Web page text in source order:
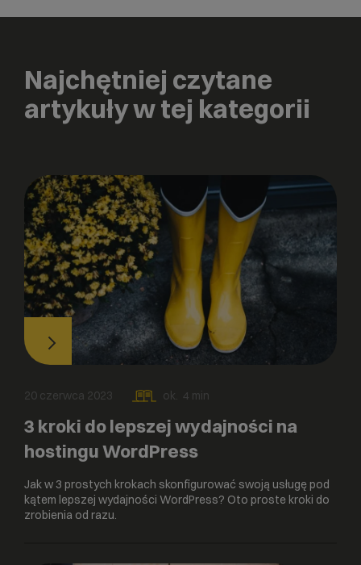
Najchętniej czytane
artykuły w tej kategorii
20 czerwca 2023 ok. 4 min
3 kroki do lepszej wydajności na
hostingu WordPress
Jak w 3 prostych krokach skonfigurować swoją usługę pod
kątem lepszej wydajności WordPress? Oto proste kroki do
zrobienia od razu.